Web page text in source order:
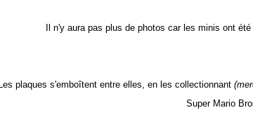
Il n'y aura pas plus de photos car les minis ont
plaques s'emboîtent entre elles, en les collectionnant
Super Mario